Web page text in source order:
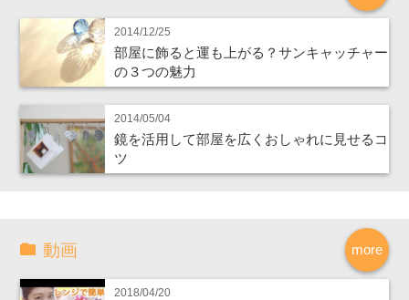
2014/12/25
部屋に飾ると運も上がる？サンキャッチャー
の３つの魅力
2014/05/04
鏡を活用して部屋を広くおしゃれに見せるコ
ツ
more
動画
2018/04/20